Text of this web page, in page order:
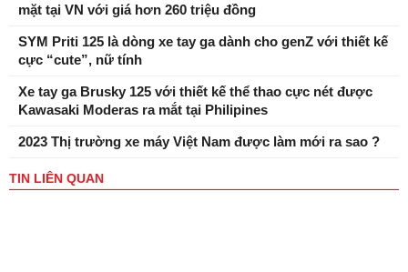
mặt tại VN với giá hơn 260 triệu đồng
SYM Priti 125 là dòng xe tay ga dành cho genZ với thiết kế
cực “cute”, nữ tính
Xe tay ga Brusky 125 với thiết kế thể thao cực nét được
Kawasaki Moderas ra mắt tại Philipines
2023 Thị trường xe máy Việt Nam được làm mới ra sao ?
TIN LIÊN QUAN